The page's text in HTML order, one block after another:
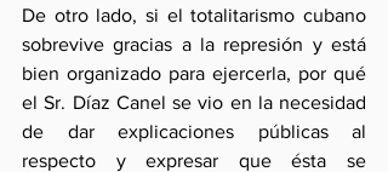
De otro lado, si el totalitarismo cubano
sobrevive gracias a la represión y está
bien organizado para ejercerla, por qué
el Sr. Díaz Canel se vio en la necesidad
de dar explicaciones públicas al
respecto y expresar que ésta se